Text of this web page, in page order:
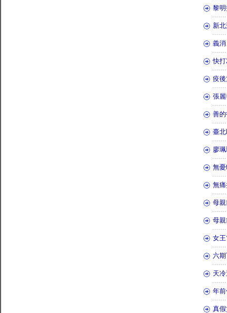
黎
新
義
快
疫
張
善
臺
廖
無
無
母
母
女
六
天
年
真